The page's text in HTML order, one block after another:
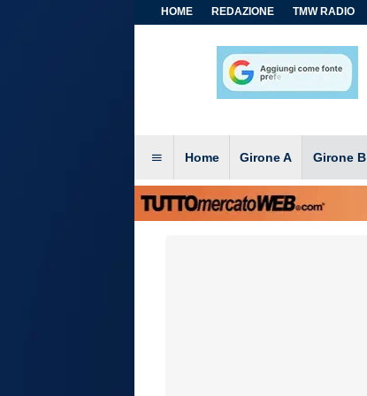
HOME REDAZIONE TMW RADIO
Home Girone A Girone B